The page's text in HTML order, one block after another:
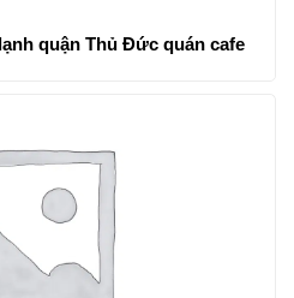
quận Thủ Đức quán cafe